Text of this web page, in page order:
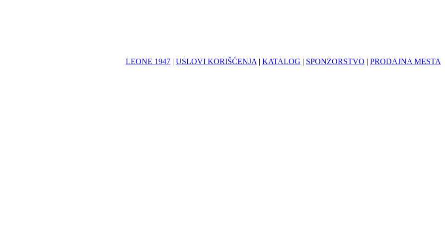
LEONE 1947 | USLOVI KORIŠĆENJA | KATALOG | SPONZORSTVO | PRODAJNA MESTA